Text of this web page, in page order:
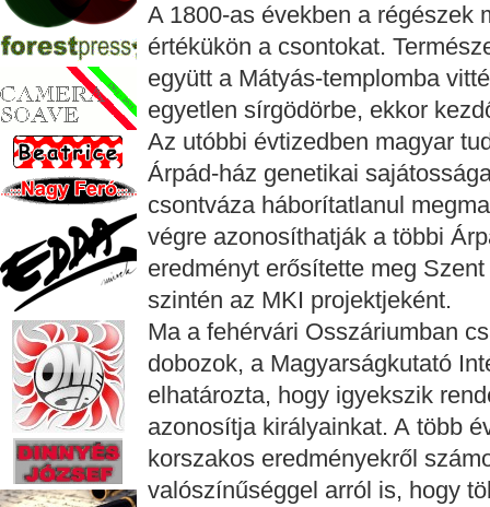
A 1800-as években a régészek
értékükön a csontokat.
együtt a Mátyás-templomba
egyetlen sírgödörbe, ekkor
Az utóbbi évtizedben magyar
Árpád-ház genetikai
csontváza háborítatlanul
végre azonosíthatják a többi
eredményt erősítette meg
szintén az MKI projektjeként.
Ma a fehérvári Osszáriumban
dobozok, a Magyarságkutató
elhatározta, hogy igyekszik
azonosítja királyainkat. A több
korszakos eredményekről
valószínűséggel arról is, hogy